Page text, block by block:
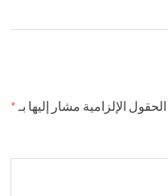
الحقول الإلزامية مشار إليها بـ*